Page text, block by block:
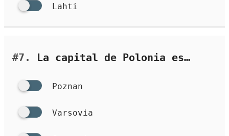
Lahti
#7. La capital de Polonia es…
Poznan
Varsovia